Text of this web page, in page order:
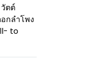
ตต์
กลำโพง
to